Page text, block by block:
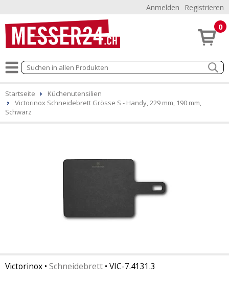
Anmelden Registrieren
0
Startseite
Küchenutensilien
Victorinox Schneidebrett Grösse S - Handy, 229 mm, 190 mm,
Schwarz
Victorinox • Schneidebrett • VIC-7.4131.3